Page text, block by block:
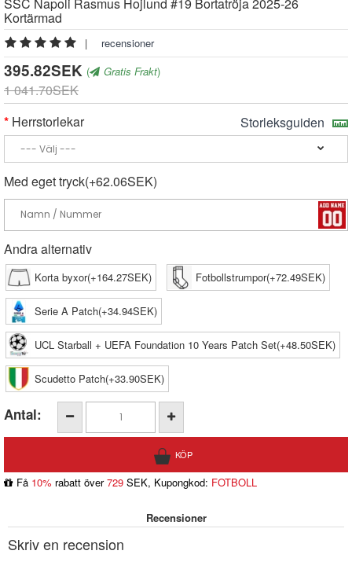
Kortärmad
| recensioner
395.82SEK ( Gratis Frakt)
1 041.70SEK
Herrstorlekar
Storleksguiden
Med eget tryck(+62.06SEK)
Andra alternativ
Korta byxor(+164.27SEK) Fotbollstrumpor(+72.49SEK)
Serie A Patch(+34.94SEK)
UCL Starball + UEFA Foundation 10 Years Patch Set(+48.50SEK)
Scudetto Patch(+33.90SEK)
Antal:
Få 10% rabatt över729 SEK, Kupongkod: FOTBOLL
Recensioner
Skriv en recension